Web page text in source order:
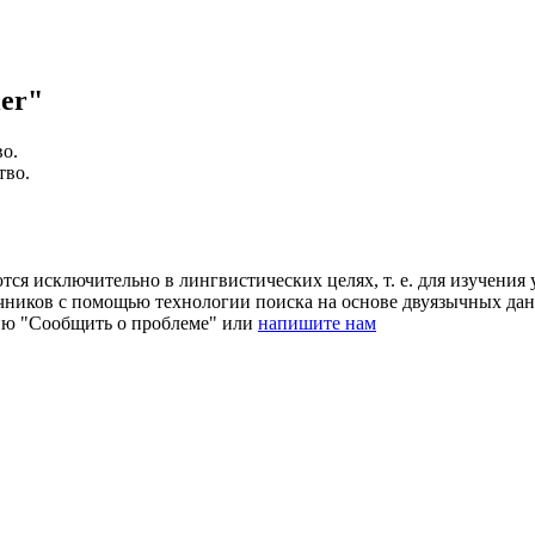
.
.
исключительно в лингвистических целях, т. е. для
с помощью технологии поиска на основе двуязычных
"Сообщить о проблеме" или напишите нам